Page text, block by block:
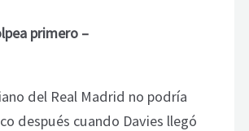
primero –
del Real Madrid no podría
después cuando Davies llegó